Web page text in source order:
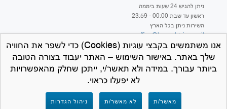
אנו משתמשים בקבצי עוגיות (Cookies) כדי לשפר את החוויה
שלך באתר. באישור השימוש – האתר יעבוד בצורה הטובה
ביותר עבורך. במידה ולא תאשר/י, ייתכן שחלק מהאפשרויות
לא יפעלו כראוי.
מאשר/ת לא מאשר/ת ניהול הגדרות
ניתן להגיש 24 שעות ביממה
ראשון עד שבת 00:00 - 23:59
השירות ניתן בכל הארץ
office@hageshtviaa.co.il
למען הסר ספק – חברת המרכז לתביעות קטנות
אינה נותנת ייעוץ משפטי ואינה מספקת שירותים